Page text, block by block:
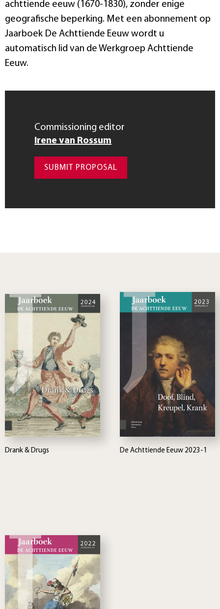
achttiende eeuw (1670-1830), zonder enige
geografische beperking. Met een abonnement op
Jaarboek De Achttiende Eeuw wordt u
automatisch lid van de Werkgroep Achttiende
Eeuw.
Commissioning editor
Irene van Rossum
SUBMIT PROPOSAL
Drank & Drugs De Achttiende Eeuw 2023-1